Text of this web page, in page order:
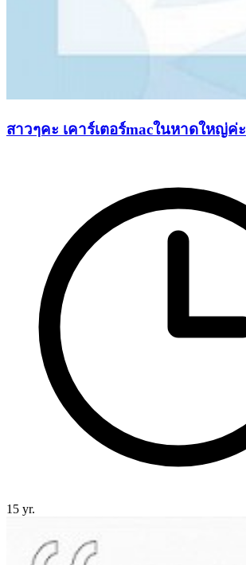
สาวๆคะ เคาร์เตอร์macในหาดใหญ่ค่ะ
15 yr.